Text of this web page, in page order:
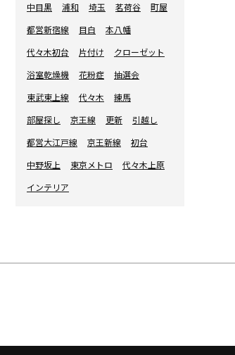
中目黒
浦和 埼玉 茗荷谷
町屋
都営新宿線
目白
本八幡
代々木初台
片付け
クローゼット
浴室乾燥機
花粉症
抽選会
東武東上線
代々木
練馬
部屋探し
京王線 更新
引越し
都営大江戸線
京王新線
初台
中野坂上
東京メトロ
代々木上原
インテリア